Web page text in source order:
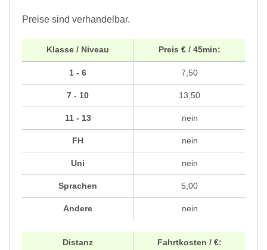
Preise sind verhandelbar.
Klasse / Niveau
1 - 6
7 - 10
11 - 13
FH
Uni
Sprachen
Andere
Preis € / 45min:
7,50
13,50
nein
nein
nein
5,00
nein
Distanz Fahrtkosten / €: